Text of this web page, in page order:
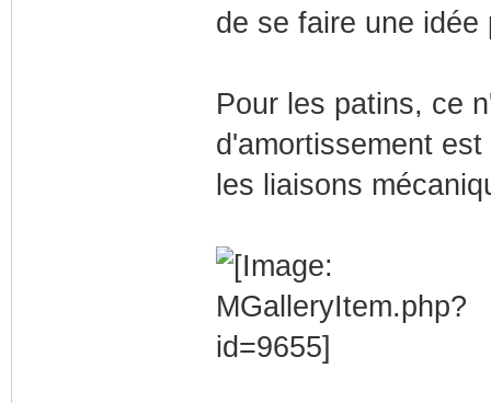
de se faire une
Pour les patins, ce
d'amortissement
les liaisons